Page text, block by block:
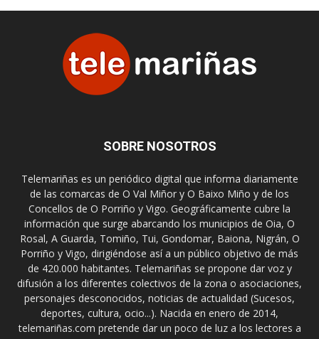
SOBRE NOSOTROS
Telemariñas es un periódico digital que informa diariamente
de las comarcas de O Val Miñor y O Baixo Miño y de los
Concellos de O Porriño y Vigo. Geográficamente cubre la
información que surge abarcando los municipios de Oia, O
Rosal, A Guarda, Tomiño, Tui, Gondomar, Baiona, Nigrán, O
Porriño y Vigo, dirigiéndose así a un público objetivo de más
de 420.000 habitantes. Telemariñas se propone dar voz y
difusión a los diferentes colectivos de la zona o asociaciones,
personajes desconocidos, noticias de actualidad (Sucesos,
deportes, cultura, ocio...). Nacida en enero de 2014,
telemariñas.com pretende dar un poco de luz a los lectores a